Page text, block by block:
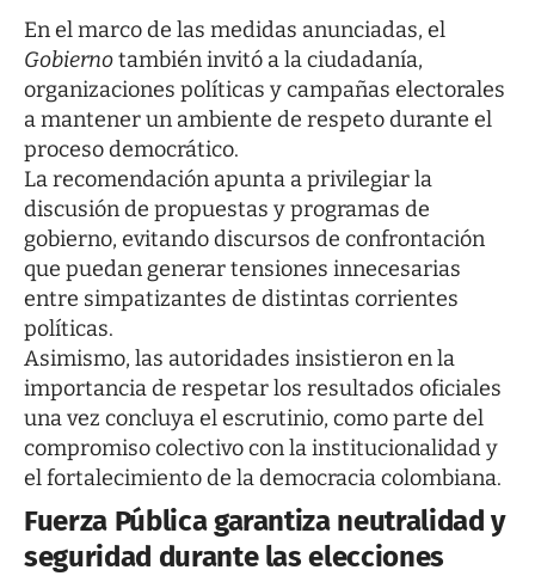
En el marco de las medidas anunciadas, el
Gobiernotambién invitó a la ciudadanía,
organizaciones políticas y campañas electorales
a mantener un ambiente de respeto durante el
proceso democrático.
La recomendación apunta a privilegiar la
discusión de propuestas y programas de
gobierno, evitando discursos de confrontación
que puedan generar tensiones innecesarias
entre simpatizantes de distintas corrientes
políticas.
Asimismo, las autoridades insistieron en la
importancia de respetar los resultados oficiales
una vez concluya el escrutinio, como parte del
compromiso colectivo con la institucionalidad y
el fortalecimiento de la democracia colombiana.
Fuerza Pública garantiza neutralidad y
seguridad durante las elecciones